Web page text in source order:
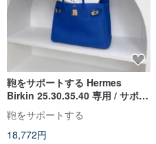
鞄をサポートする Hermes
Birkin 25.30.35.40 専用 / サポー
ト / 防湿 / 型崩れ防止
鞄をサポートする
18,772円